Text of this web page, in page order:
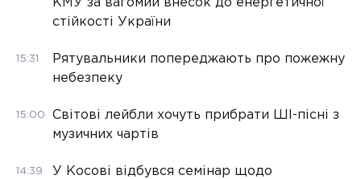
КМУ за вагомий внесок до енергетичної
стійкості України
15:31
Рятувальники попереджають про пожежну
небезпеку
15:00
Світові лейбли хочуть прибрати ШІ-пісні з
музичних чартів
14:39
У Косові відбувся семінар щодо